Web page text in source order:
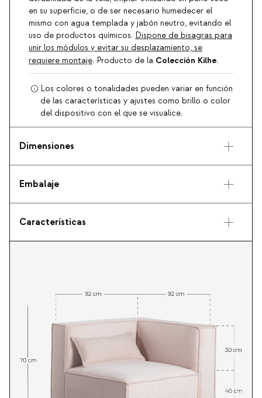
en su superficie, o de ser necesario humedecer el
mismo con agua templada y jabón neutro, evitando el
uso de productos químicos. Dispone de bisagras para
unir los módulos y evitar su desplazamiento, se
requiere montaje. Producto de la Colección Kilhe.
Los colores o tonalidades pueden variar en función
de las características y ajustes como brillo o color
del dispositivo con el que se visualice.
Dimensiones
Embalaje
Características